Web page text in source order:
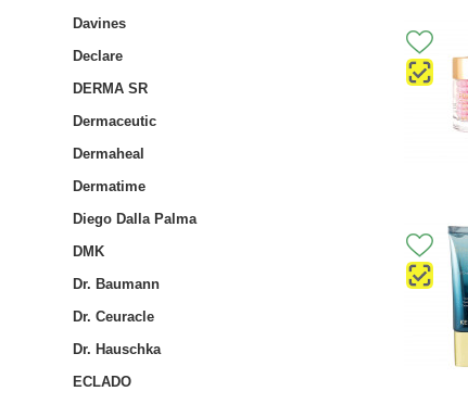
Davines
Declare
DERMA SR
Dermaceutic
Dermaheal
Dermatime
Diego Dalla Palma
DMK
Dr. Baumann
Dr. Ceuracle
Dr. Hauschka
ECLADO